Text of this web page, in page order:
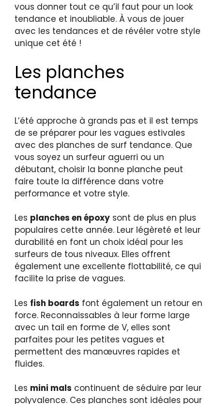
vous donner tout ce qu’il faut pour un look
tendance et inoubliable. À vous de jouer
avec les tendances et de révéler votre style
unique cet été !
Les planches
tendance
L’été approche à grands pas et il est temps
de se préparer pour les vagues estivales
avec des planches de surf tendance. Que
vous soyez un surfeur aguerri ou un
débutant, choisir la bonne planche peut
faire toute la différence dans votre
performance et votre style.
Les planches en époxy sont de plus en plus
populaires cette année. Leur légèreté et leur
durabilité en font un choix idéal pour les
surfeurs de tous niveaux. Elles offrent
également une excellente flottabilité, ce qui
facilite la prise de vagues.
Les fish boards font également un retour en
force. Reconnaissables à leur forme large
avec un tail en forme de V, elles sont
parfaites pour les petites vagues et
permettent des manœuvres rapides et
fluides.
Les mini mals continuent de séduire par leur
polyvalence. Ces planches sont idéales pour